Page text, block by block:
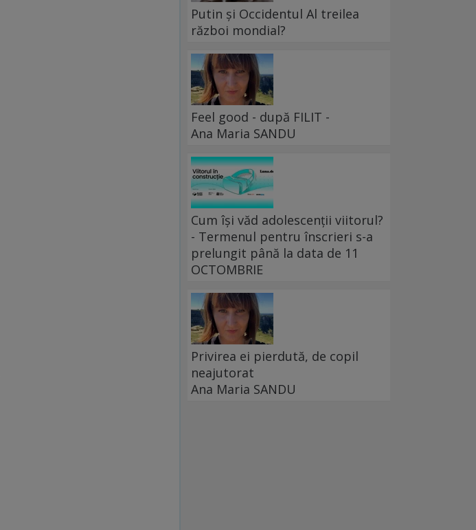
Putin și Occidentul Al treilea
război mondial?
Feel good - după FILIT -
Ana Maria SANDU
Cum își văd adolescenții viitorul?
- Termenul pentru înscrieri s-a
prelungit până la data de 11
OCTOMBRIE
Privirea ei pierdută, de copil
neajutorat
Ana Maria SANDU